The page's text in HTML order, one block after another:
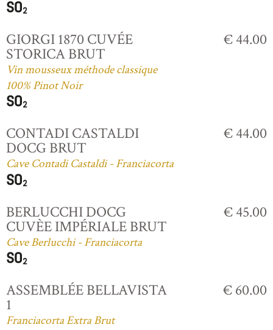
GIORGI 1870 CUVÉE
STORICA BRUT
Vin mousseux méthode classique
100% Pinot Noir
€ 44.00
CONTADI CASTALDI
DOCG BRUT
Cave Contadi Castaldi - Franciacorta
€ 44.00
BERLUCCHI DOCG
CUVÈE IMPÉRIALE BRUT
Cave Berlucchi - Franciacorta
€ 45.00
ASSEMBLÉE BELLAVISTA
1
Franciacorta Extra Brut
€ 60.00